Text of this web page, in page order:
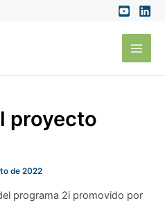
Main
proyecto
de 2022
programa 2i promovido por